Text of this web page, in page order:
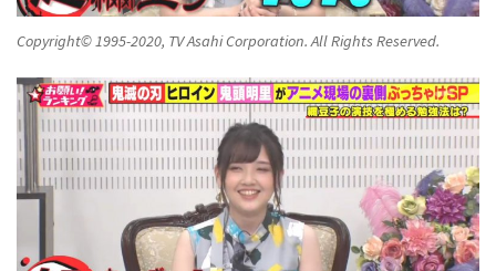
Copyright© 1995-2020, TV Asahi Corporation. All Rights Reserved.